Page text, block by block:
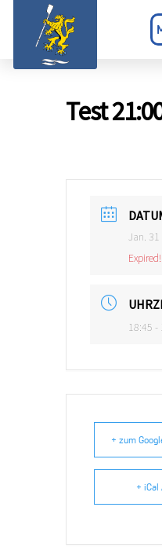
Test
Jan.
Expired!
18:45 -
+ zum
+ iCal